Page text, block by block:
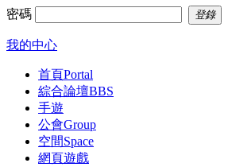
密碼 登錄
我的中心
首頁Portal
綜合論壇BBS
手遊
公會Group
空間Space
網頁遊戲